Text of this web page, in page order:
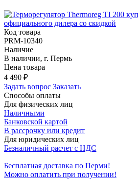
Код товара
PRM-10340
Наличие
В наличии, г. Пермь
Цена товара
4 490 ₽
Задать вопрос Заказать
Способы оплаты
Для физических лиц
Наличными
Банковской картой
В рассрочку или кредит
Для юридических лиц
Безналичный расчет с НДС
Бесплатная доставка по Перми!
Можно оплатить при получении!